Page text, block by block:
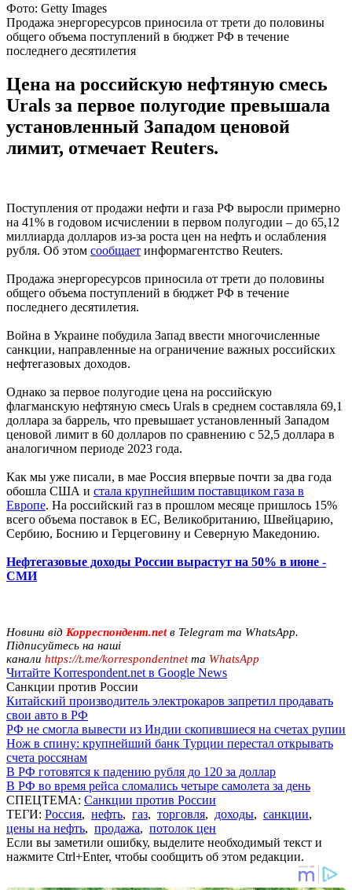
Фото: Getty Images
Продажа энергоресурсов приносила от трети до половины
общего объема поступлений в бюджет РФ в течение
последнего десятилетия
Цена на российскую нефтяную смесь
Urals за первое полугодие превышала
установленный Западом ценовой
лимит, отмечает Reuters.
Поступления от продажи нефти и газа РФ выросли примерно
на 41% в годовом исчислении в первом полугодии – до 65,12
миллиарда долларов из-за роста цен на нефть и ослабления
рубля. Об этом сообщает информагентство Reuters.
Продажа энергоресурсов приносила от трети до половины
общего объема поступлений в бюджет РФ в течение
последнего десятилетия.
Война в Украине побудила Запад ввести многочисленные
санкции, направленные на ограничение важных российских
нефтегазовых доходов.
Однако за первое полугодие цена на российскую
флагманскую нефтяную смесь Urals в среднем составляла 69,1
доллара за баррель, что превышает установленный Западом
ценовой лимит в 60 долларов по сравнению с 52,5 доллара в
аналогичном периоде 2023 года.
Как мы уже писали, в мае Россия впервые почти за два года
обошла США и стала крупнейшим поставщиком газа в
Европе. На российский газ в прошлом месяце пришлось 15%
всего объема поставок в ЕС, Великобританию, Швейцарию,
Сербию, Боснию и Герцеговину и Северную Македонию.
Нефтегазовые доходы России вырастут на 50% в июне -
СМИ
Новини від Корреспондент.netв Telegram та WhatsApp.
Підписуйтесь на наші
канали https://t.me/korrespondentnetта WhatsApp
Читайте Korrespondent.net в Google News
Санкции против России
Китайский производитель электрокаров запретил продавать
свои авто в РФ
РФ не смогла вывести из Индии скопившиеся на счетах рупии
Нож в спину: крупнейший банк Турции перестал открывать
счета россянам
В РФ готовятся к падению рубля до 120 за доллар
В РФ во время рейса сломались четыре самолета за день
СПЕЦТЕМА: Санкции против России
ТЕГИ: Россия, нефть, газ, торговля, доходы, санкции,
цены на нефть, продажа, потолок цен
Если вы заметили ошибку, выделите необходимый текст и
нажмите Ctrl+Enter, чтобы сообщить об этом редакции.